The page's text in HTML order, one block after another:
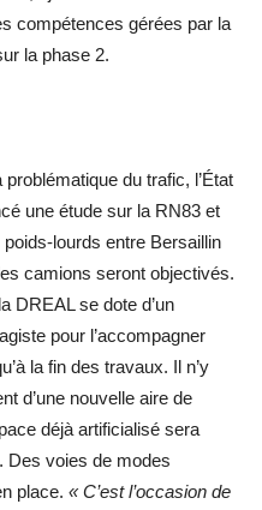
compétences gérées par la
la phase 2.
du trafic, l’État
une étude sur la RN83 et
lourds entre Bersaillin
camions seront objectivés.
DREAL se dote d’un
pour l’accompagner
la fin des travaux. Il n’y
d’une nouvelle aire de
déjà artificialisé sera
Des voies de modes
place. « C’est l’occasion de